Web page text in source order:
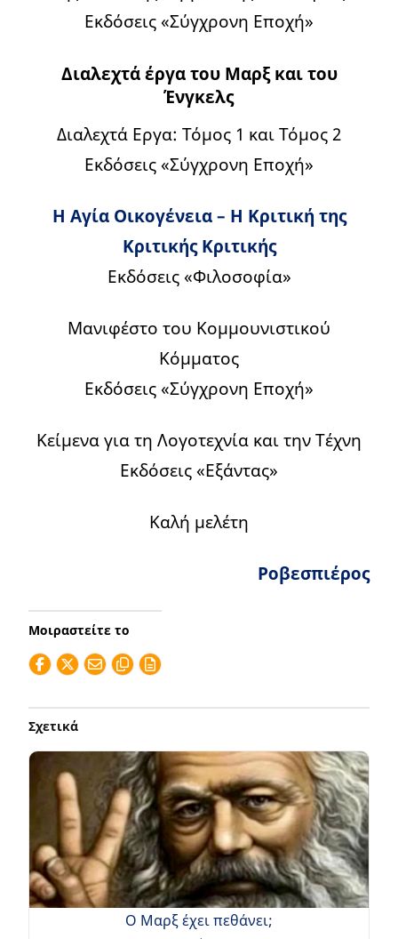
Εκδόσεις «Σύγχρονη Εποχή»
Διαλεχτά έργα του Μαρξ και του
Ένγκελς
Διαλεχτά Εργα: Τόμος 1 και Τόμος 2
Εκδόσεις «Σύγχρονη Εποχή»
Η Αγία Οικογένεια – Η Κριτική της
Κριτικής Κριτικής
Εκδόσεις «Φιλοσοφία»
Μανιφέστο του Κομμουνιστικού
Κόμματος
Εκδόσεις «Σύγχρονη Εποχή»
Κείμενα για τη Λογοτεχνία και την Τέχνη
Εκδόσεις «Εξάντας»
Καλή μελέτη
Ροβεσπιέρος
Μοιραστείτε το
Σχετικά
Ο Μαρξ έχει πεθάνει;